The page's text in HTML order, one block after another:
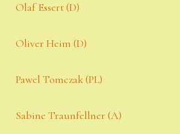
Olaf Essert (D)
Oliver Heim (D)
Pawel Tomczak (PL)
Sabine Traunfellner (A)